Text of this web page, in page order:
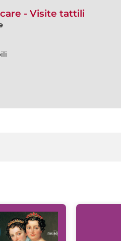
- Visite tattili